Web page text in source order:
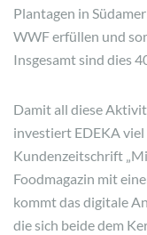
Plantagen in
WWF erfüllen und
Insgesamt sind dies
Damit all diese
investiert EDEKA
Kundenzeitschrift
Foodmagazin mit
kommt das digitale
die sich beide dem